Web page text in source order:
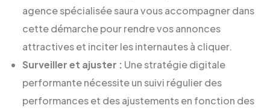
agence spécialisée saura vous accompagner dans
cette démarche pour rendre vos annonces
attractives et inciter les internautes à cliquer.
Surveiller et ajuster : Une stratégie digitale
performante nécessite un suivi régulier des
performances et des ajustements en fonction des